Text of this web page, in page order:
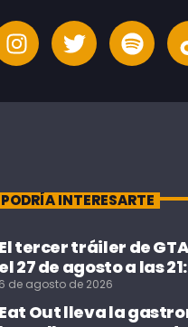
PODRÍA INTERESARTE
El tercer tráiler de
el 27 de agosto a las
6 de agosto de 2026
Eat Out lleva la